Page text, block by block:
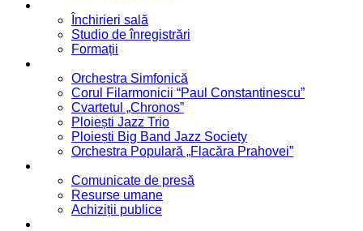
Închirieri sală
Studio de înregistrări
Formații
Orchestra Simfonică
Corul Filarmonicii “Paul Constantinescu”
Cvartetul „Chronos”
Ploiești Jazz Trio
Ploiești Big Band Jazz Society
Orchestra Populară „Flacăra Prahovei”
Comunicate de presă
Resurse umane
Achiziții publice